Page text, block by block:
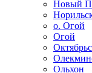
Новый
о. Огой
Огой
Ольхон